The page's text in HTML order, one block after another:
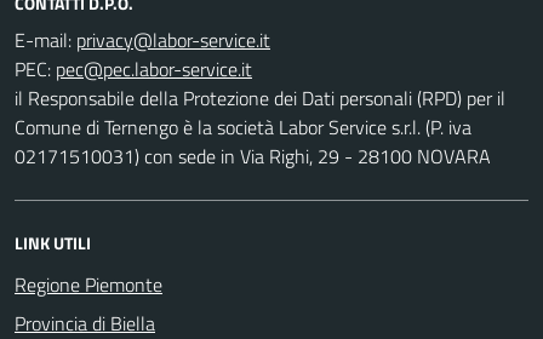
E-mail:
PEC:
il Responsabile della Protezione dei Dati personali (RPD) per il
Comune di Ternengo è la società Labor Service s.r.l. (P. iva
02171510031) con sede in Via Righi, 29 - 28100 NOVARA
LINK UTILI
Regione Piemonte
Provincia di Biella